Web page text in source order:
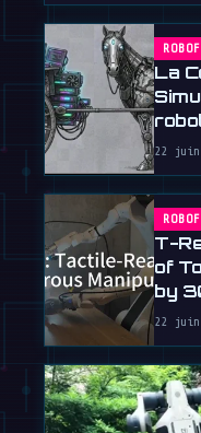
La
22 juin
T-
of
by
22 juin